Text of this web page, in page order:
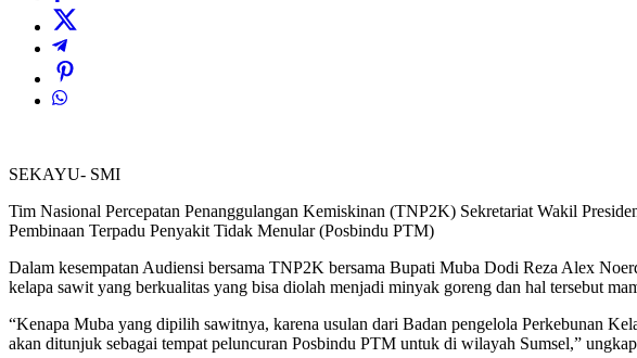
SEKAYU- SMI
Tim Nasional Percepatan Penanggulangan Kemiskinan (TNP2K) Sekretariat Wakil
Pembinaan Terpadu Penyakit Tidak Menular (Posbindu PTM)
Dalam kesempatan Audiensi bersama TNP2K bersama Bupati Muba Dodi Reza Alex
kelapa sawit yang berkualitas yang bisa diolah menjadi minyak goreng dan hal tersebut
“Kenapa Muba yang dipilih sawitnya, karena usulan dari Badan pengelola Perkebunan
akan ditunjuk sebagai tempat peluncuran Posbindu PTM untuk di wilayah Sumsel,”